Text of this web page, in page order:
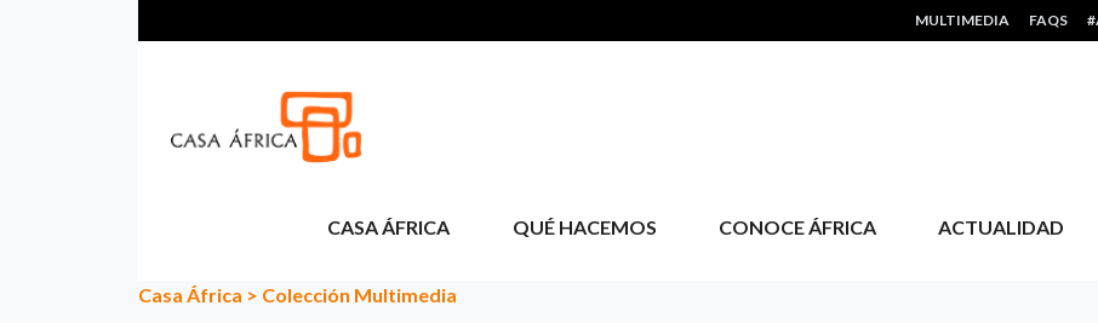
HEADER MENU
MULTIMEDIA FAQS
CASA ÁFRICA QUÉ HACEMOS CONOCE ÁFRICA ACTUALIDAD
Casa África > Colección Multimedia